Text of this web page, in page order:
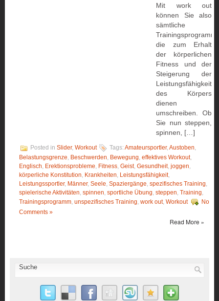
Mit work out
können Sie also
sämtliche
die zum Erhalt
der körperlichen
Fitness und der
Steigerung der
Leistungsfähigkeit
des Körpers
dienen
umschreiben. Ob
Sie nun steppen,
spinnen, […]
Posted in Slider, Workout Tags: Amateursportler, Austoben,
Belastungsgrenze Beschwerden Bewegung effektives Workout,
Englisch Erektionsprobleme Fitness Geist, Gesundheit, joggen
körperliche Konstitution Krankheiten Leistungsfähigkeit,
Leistungssportler, Männer, Seele Spaziergänge spezifisches Training
spielerische Aktivitäten spinnen sportliche Übung steppen Training
Trainingsprogramm, unspezifisches Training, work out, Workout
No
Comments »
Read More »